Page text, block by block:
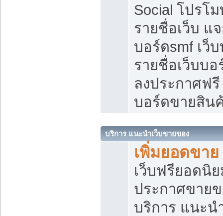
Social โปรโ
รายชื่อเว็บ แ
บอร์ดsmf เว็
รายชื่อเว็บบ
ลงประกาศฟรี
บอร์ดขายสิน
บริการ แนะนำเว็บขายของ
เพิ่มยอดขา
เว็บฟรียอดนิ
ประกาศขาย
บริการ แนะน